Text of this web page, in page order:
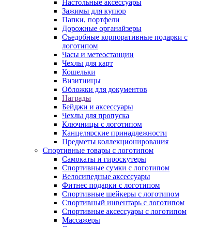
Настольные аксессуары
Зажимы для купюр
Папки, портфели
Дорожные органайзеры
Съедобные корпоративные подарки с
логотипом
Часы и метеостанции
Чехлы для карт
Кошельки
Визитницы
Обложки для документов
Награды
Бейджи и аксессуары
Чехлы для пропуска
Ключницы с логотипом
Канцелярские принадлежности
Предметы коллекционирования
Спортивные товары с логотипом
Самокаты и гироскутеры
Спортивные сумки с логотипом
Велосипедные аксессуары
Фитнес подарки с логотипом
Спортивные шейкеры с логотипом
Спортивный инвентарь с логотипом
Спортивные аксессуары с логотипом
Массажеры